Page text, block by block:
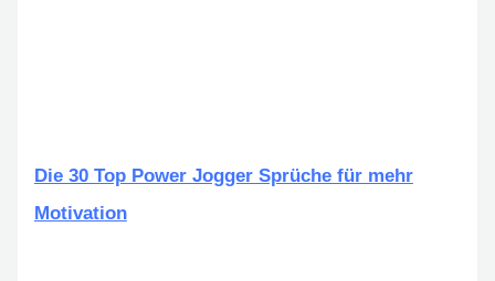
Die 30 Top Power Jogger Sprüche für mehr
Motivation